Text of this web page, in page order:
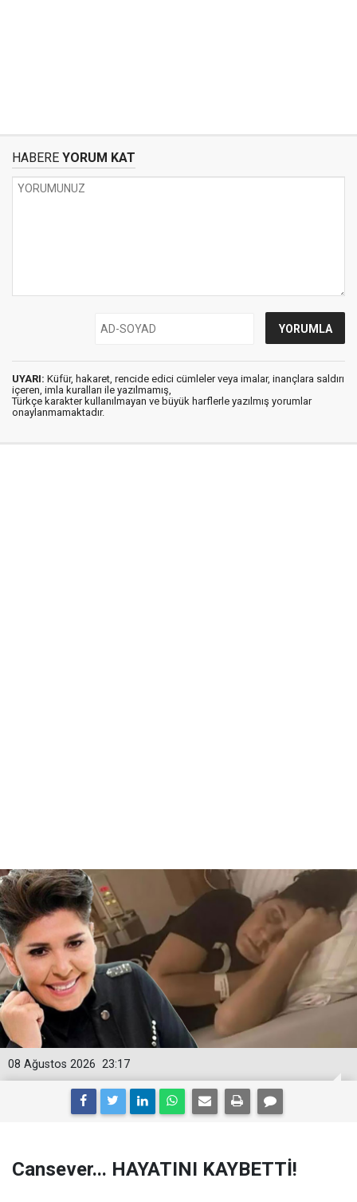
HABERE YORUM KAT
UYARI: Küfür, hakaret, rencide edici cümleler veya imalar, inançlara saldırı
içeren, imla kuralları ile yazılmamış,
Türkçe karakter kullanılmayan ve büyük harflerle yazılmış yorumlar
onaylanmamaktadır.
23:17
08 Ağustos 2026
Cansever... HAYATINI KAYBETTİ!